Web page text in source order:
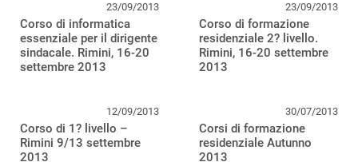
23/09/2013
Corso di informatica
essenziale per il dirigente
sindacale. Rimini, 16-20
settembre 2013
23/09/2013
Corso di formazione
residenziale 2? livello.
Rimini, 16-20 settembre
2013
12/09/2013
Corso di 1? livello –
Rimini 9/13 settembre
2013
30/07/2013
Corsi di formazione
residenziale Autunno
2013